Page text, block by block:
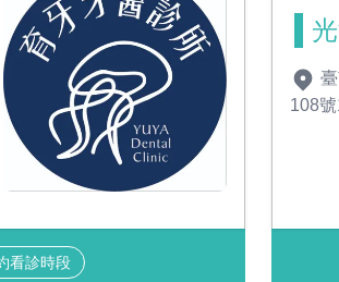
看診時段
108